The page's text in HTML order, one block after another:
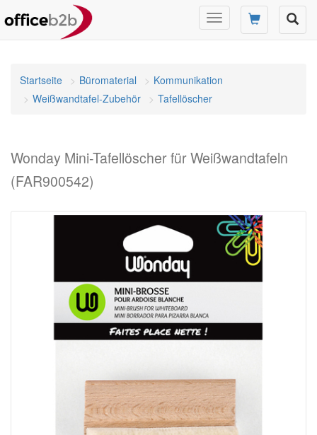
Navigation
umschalten
Startseite Büromaterial
Kommunikation
Weißwandtafel-Zubehör
Tafellöscher
Wonday Mini-Tafellöscher für Weißwandtafeln
(FAR900542)